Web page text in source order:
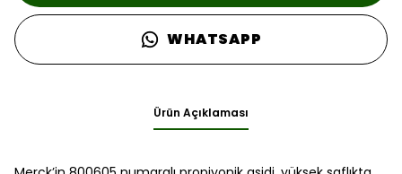
WHATSAPP
Ürün Açıklaması